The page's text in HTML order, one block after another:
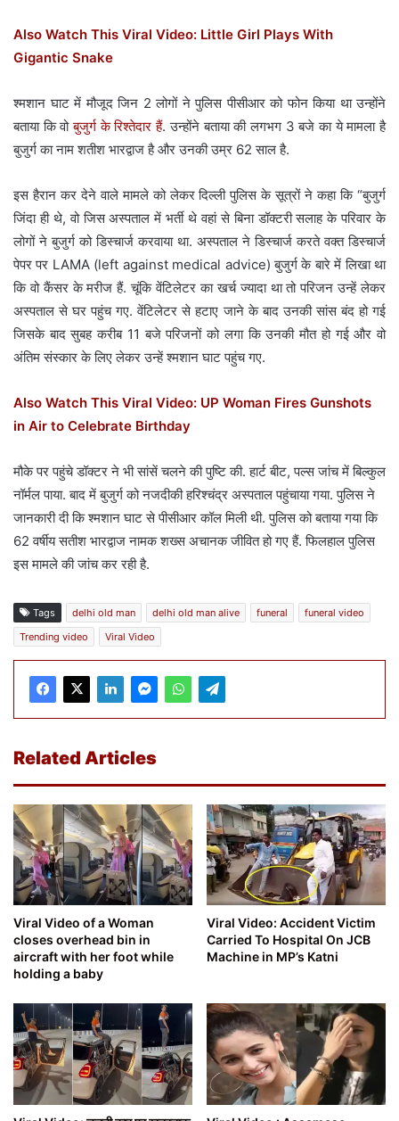
Also Watch This Viral Video: Little Girl Plays With
Gigantic Snake
श्मशान घाट में मौजूद जिन 2 लोगों ने पुलिस पीसीआर को फोन किया था उन्होंने
बताया कि वोबुजुर्ग के रिश्तेदार हैं. उन्होंने बताया की लगभग 3 बजे का ये मामला है
बुजुर्ग का नाम शतीश भारद्वाज है और उनकी उम्र 62 साल है.
इस हैरान कर देने वाले मामले को लेकर दिल्ली पुलिस के सूत्रों ने कहा कि “बुजुर्ग
जिंदा ही थे, वो जिस अस्पताल में भर्ती थे वहां से बिना डॉक्टरी सलाह के परिवार के
लोगों ने बुजुर्ग को डिस्चार्ज करवाया था. अस्पताल ने डिस्चार्ज करते वक्त डिस्चार्ज
पेपर पर LAMA (left against medical advice) बुजुर्ग के बारे में लिखा था
कि वो कैंसर के मरीज हैं. चूंकि वेंटिलेटर का खर्च ज्यादा था तो परिजन उन्हें लेकर
अस्पताल से घर पहुंच गए. वेंटिलेटर से हटाए जाने के बाद उनकी सांस बंद हो गई
जिसके बाद सुबह करीब 11 बजे परिजनों को लगा कि उनकी मौत हो गई और वो
अंतिम संस्कार के लिए लेकर उन्हें श्मशान घाट पहुंच गए.
Also Watch This Viral Video: UP Woman Fires Gunshots
in Air to Celebrate Birthday
मौके पर पहुंचे डॉक्टर ने भी सांसें चलने की पुष्टि की. हार्ट बीट, पल्स जांच में बिल्कुल
नॉर्मल पाया. बाद में बुजुर्ग को नजदीकी हरिश्चंद्र अस्पताल पहुंचाया गया. पुलिस ने
जानकारी दी कि श्मशान घाट से पीसीआर कॉल मिली थी. पुलिस को बताया गया कि
62 वर्षीय सतीश भारद्वाज नामक शख्स अचानक जीवित हो गए हैं. फिलहाल पुलिस
इस मामले की जांच कर रही है.
Tags delhi old man delhi old man alive funeral
funeral video
Trending video
Viral Video
Related Articles
Viral Video of a Woman
closes overhead bin in
aircraft with her foot while
holding a baby
Viral Video: Accident Victim
Carried To Hospital On JCB
Machine in MP’s Katni